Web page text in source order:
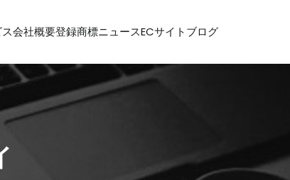
会社概要登録商標ニュースECサイトブログ